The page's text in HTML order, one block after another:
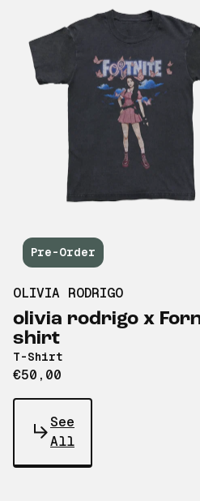
Pre-Order
OLIVIA RODRIGO
olivia rodrigo x
shirt
T-Shirt
€50,00
See
All